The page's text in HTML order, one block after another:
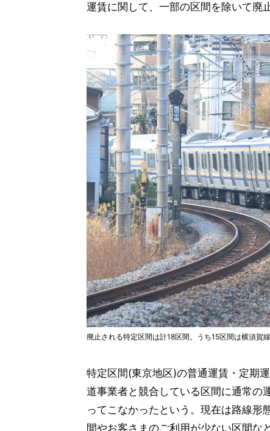
運賃に関して、一部の区間を除いて廃
廃止される特定区間は計18区間。うち15区間は横須賀
特定区間(東京地区)の普通運賃・定期
道事業者と競合している区間に通常の
ってこなかったという。現在は路線形
間やお客さまのご利用が少ない区間な